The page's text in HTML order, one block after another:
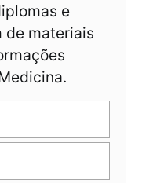
e
de materiais